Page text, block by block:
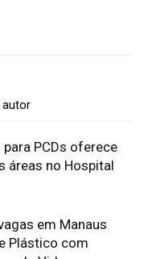
autor
PCDs oferece
áreas no Hospital
em Manaus
Plástico com